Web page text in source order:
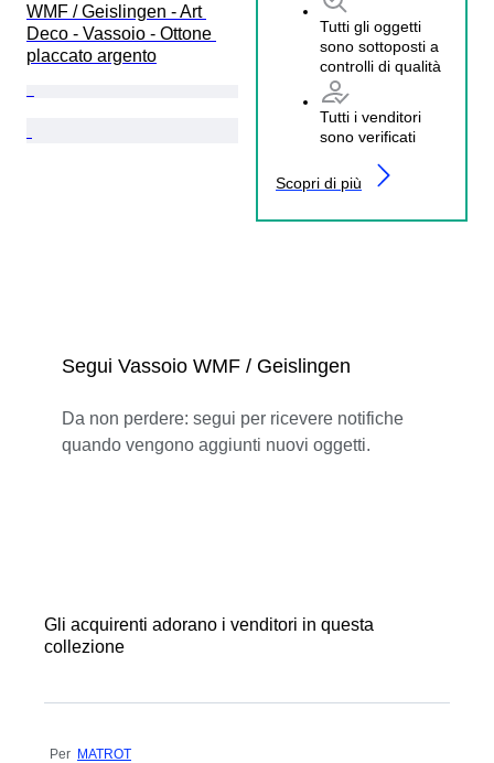
WMF / Geislingen - Art
Deco - Vassoio - Ottone
placcato argento
Tutti gli oggetti
sono sottoposti a
controlli di qualità
Tutti i venditori
sono verificati
Scopri di più
Segui Vassoio WMF / Geislingen
Da non perdere: segui per ricevere notifiche
quando vengono aggiunti nuovi oggetti.
Gli acquirenti adorano i venditori in questa
collezione
Per MATROT